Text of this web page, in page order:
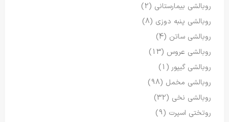
روبالشی بیمارستانی (2)
روبالشی پنبه دوزی (8)
روبالشی ساتن (4)
روبالشی عروس (13)
روبالشی گیپور (1)
روبالشی مخمل (98)
روبالشی نخی (32)
روتختی اسپرت (9)